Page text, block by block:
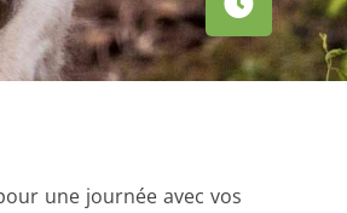
une journée avec vos